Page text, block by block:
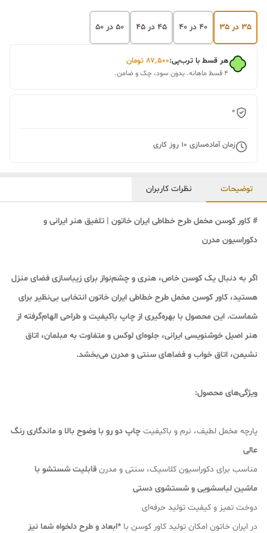
۳۵ در ۳۵ ۴۰ در ۴۰ ۴۵ در ۴۵ ۵۰ در ۵۰
هر قسط با ترب‌پی:۸۷٬۵۰۰ تومان
۴ قسط ماهانه. بدون سود، چک و ضامن.
0
زمان آماده‌سازی 10 روز کاری
توضیحات نظرات کاربران
# کاور کوسن مخمل طرح خطاطی ایران خاتون | تلفیق هنر ایرانی و
دکوراسیون مدرن
اگر به دنبال یک کوسن خاص، هنری و چشم‌نواز برای زیباسازی فضای منزل
هستید، کاور کوسن مخمل طرح خطاطی ایران خاتون انتخابی بی‌نظیر برای
شماست. این محصول با بهره‌گیری از چاپ باکیفیت و طراحی الهام‌گرفته از
هنر اصیل خوشنویسی ایرانی، جلوه‌ای لوکس و متفاوت به مبلمان، اتاق
نشیمن، اتاق خواب و فضاهای سنتی و مدرن می‌بخشد.
ویژگی‌های محصول:
پارچه مخمل لطیف، نرم و باکیفیت چاپ دو رو با وضوح بالا و ماندگاری رنگ
عالی
مناسب برای دکوراسیون کلاسیک، سنتی و مدرن قابلیت شستشو با
ماشین لباسشویی و شستشوی دستی
دوخت تمیز و کیفیت تولید حرفه‌ای
در ایران خاتون امکان تولید کاور کوسن با *ابعاد و طرح دلخواه شما نیز